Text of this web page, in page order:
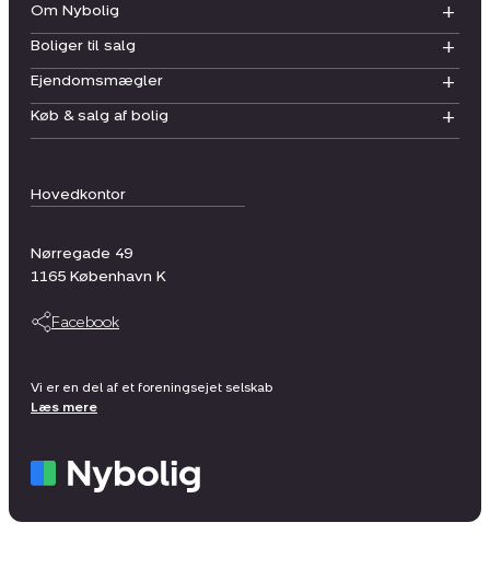
Hovedkontor
Nørregade 49
1165 København K
Facebook
Om Nybolig
Boliger til salg
Ejendomsmægler
Køb & salg af bolig
Vi er en del af et foreningsejet selskab
Læs mere